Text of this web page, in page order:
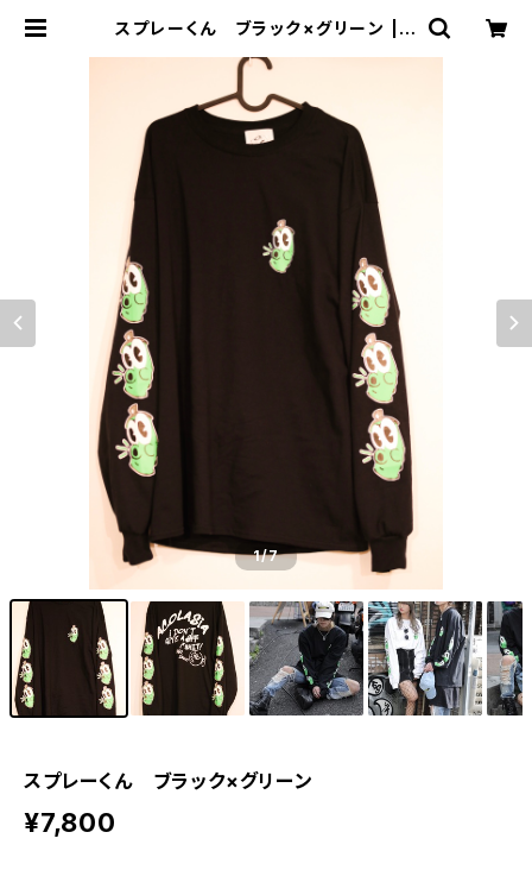
スプレーくん ブラック×グリーン | a
1/7
スプレーくん ブラック×グリーン
¥7,800